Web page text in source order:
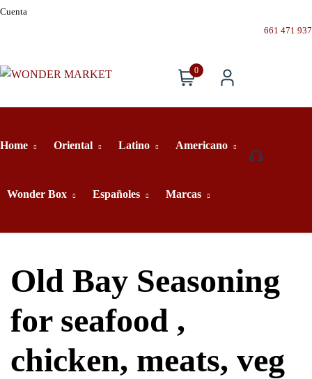
Cuenta
661 471 937
0
Home Oriental Latino Americano
Wonder Box Españoles Marcas
661
Old Bay Seasoning
for seafood ,
chicken, meats, veg